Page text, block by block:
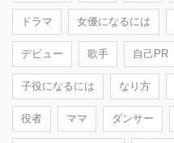
ドラマ 女優になるには
デビュー 歌手 自己PR
子役になるには なり方
役者 ママ ダンサー